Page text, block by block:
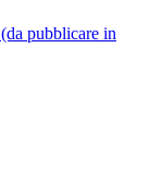
pubblicare in